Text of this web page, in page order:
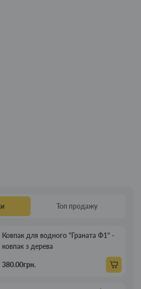
Топ продажу
Ковпак для водного "Граната Ф1" -
ковпак з дерева
380.00грн.